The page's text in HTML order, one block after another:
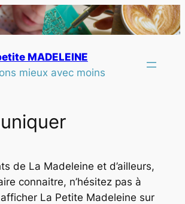
MADELEINE
mieux avec moins
de La Madeleine et d’ailleurs,
connaitre, n’hésitez pas à
La Petite Madeleine sur